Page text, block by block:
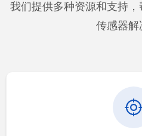
我们提供多种资源和支持
传感器解